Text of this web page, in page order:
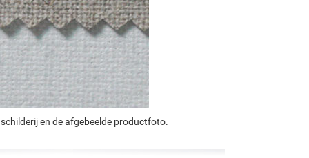
en de afgebeelde productfoto.